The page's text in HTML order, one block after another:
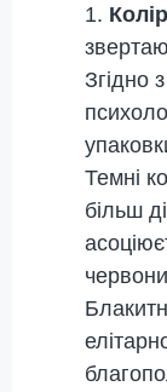
1. Колір
Згідно
Темні
більш